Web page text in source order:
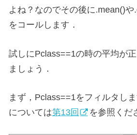
よね？なのでその後に.mean()
をコールします．
試しにPclass==1の時の平均が
ましょう．
まず，Pclass==1をフィルタし
については第13回 を参照くだ